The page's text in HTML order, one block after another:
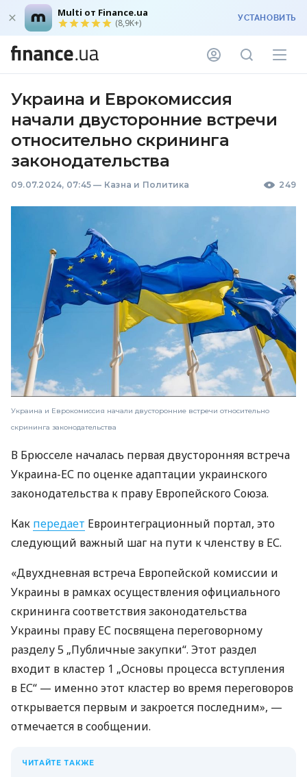
Multi от Finance.ua
(8,9K+) УСТАНОВИТЬ
Украина и Еврокомиссия
начали двусторонние встречи
относительно скрининга
законодательства
09.07.2024, 07:45 — Казна и Политика 249
Украина и Еврокомиссия начали двусторонние встречи относительно
скрининга законодательства
В Брюсселе началась первая двусторонняя встреча
Украина-ЕС по оценке адаптации украинского
законодательства к праву Европейского Союза.
Как передает Евроинтеграционный портал, это
следующий важный шаг на пути к членству в ЕС.
«Двухдневная встреча Европейской комиссии и
Украины в рамках осуществления официального
скрининга соответствия законодательства
Украины праву ЕС посвящена переговорному
разделу 5 „Публичные закупки“. Этот раздел
входит в кластер 1 „Основы процесса вступления
в ЕС“ — именно этот кластер во время переговоров
открывается первым и закроется последним», —
отмечается в сообщении.
ЧИТАЙТЕ ТАКЖЕ